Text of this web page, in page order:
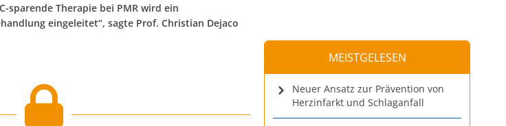
sparende Therapie bei PMR wird ein
eingeleitet“, sagte Prof. Christian Dejaco
MEISTGELESEN
Neuer Ansatz zur Prävention von
Herzinfarkt und Schlaganfall